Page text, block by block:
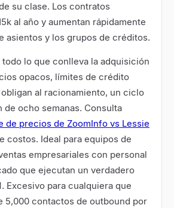
su clase. Los contratos
al año y aumentan rápidamente
asientos y los grupos de créditos.
todo lo que conlleva la adquisición
opacos, límites de crédito
al racionamiento, un ciclo
ocho semanas. Consulta
de precios de ZoomInfo vs Lessie
costos. Ideal para equipos de
empresariales con personal
que ejecutan un verdadero
Excesivo para cualquiera que
5,000 contactos de outbound por